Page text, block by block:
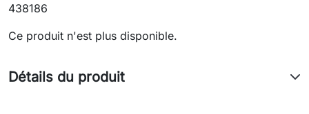
438186
Ce produit n'est plus disponible.
Détails du produit